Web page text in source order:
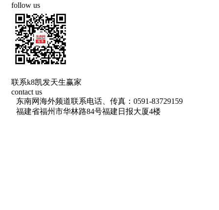
follow us
联系k8凯发天生赢家
contact us
东南网海外频道联系电话、传真：0591-83729159
福建省福州市华林路84号福建日报大厦4楼